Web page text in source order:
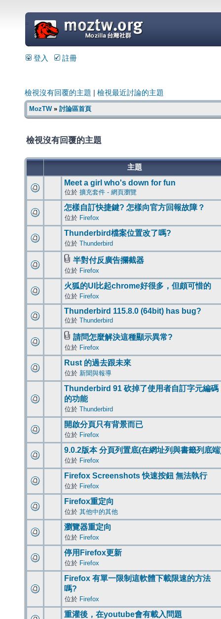
=
登入 註冊
檢視沒有回覆的主題 檢視最近討論的主題
MozTW» 討論區首頁
檢視沒有回覆的主題
主題
Meet a girl who's down for fun
位於 擴充套件 - 網頁瀏覽
怎樣自訂快捷鍵? 怎樣向官方回報故障？
位於 Firefox
Thunderbird檔案位置改了嗎?
位於 Thunderbird
半對付反廣告攔截器
位於 Firefox
火狐的UI比起chrome好很多，但頗可惜的
位於 Firefox
Thunderbird 115.8.0 (64bit) has bug?
位於 Thunderbird
請問怎麼解決這種顯示異常?
位於 Firefox
Rust 的過去跟未來
位於 新聞與報導
Thunderbird 91 砍掉了使用者自訂字元編碼
的功能
位於 Thunderbird
開啟分頁只有背景而已
位於 Firefox
9.0.2版本 分頁列置底(在網址列與書籤列底
位於 Firefox
Firefox Screenshots 快速按鈕 無法執行
位於 Firefox
Firefox重定向
位於 其他中的其他
瀏覽器重定向
位於 Firefox
停用Firefox更新
位於 Firefox
Firefox 有單一限制這軟體下載限速的方法
嗎?
位於 Firefox
重灌後，在youtube會有載入問題